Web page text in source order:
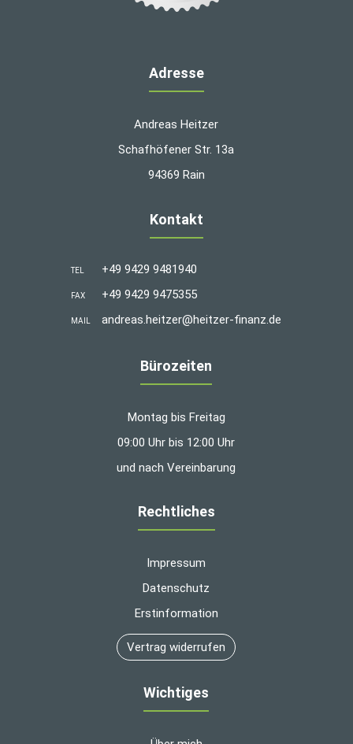
Adresse
Andreas Heitzer
Schafhöfener Str. 13a
94369 Rain
Kontakt
TEL +49 9429 9481940
FAX +49 9429 9475355
MAIL andreas.heitzer@heitzer-finanz.de
Bürozeiten
Montag bis Freitag
09:00 Uhr bis 12:00 Uhr
und nach Vereinbarung
Rechtliches
Impressum
Datenschutz
Erstinformation
Vertrag widerrufen
Wichtiges